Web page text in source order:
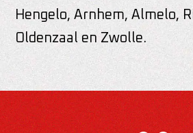
Hengelo, Arnhem, Almelo,
Oldenzaal en Zwolle.